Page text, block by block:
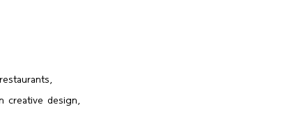
creative design,